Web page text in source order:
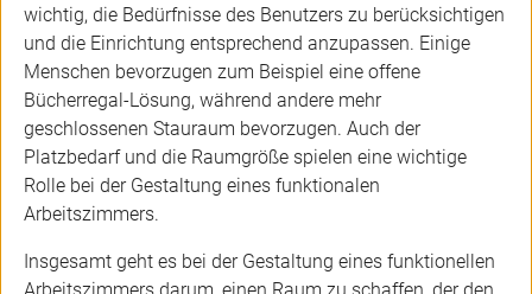
wichtig, die Bedürfnisse des Benutzers zu berücksichtigen
und die Einrichtung entsprechend anzupassen. Einige
Menschen bevorzugen zum Beispiel eine offene
Bücherregal-Lösung, während andere mehr
geschlossenen Stauraum bevorzugen. Auch der
Platzbedarf und die Raumgröße spielen eine wichtige
Rolle bei der Gestaltung eines funktionalen
Arbeitszimmers.
Insgesamt geht es bei der Gestaltung eines funktionellen